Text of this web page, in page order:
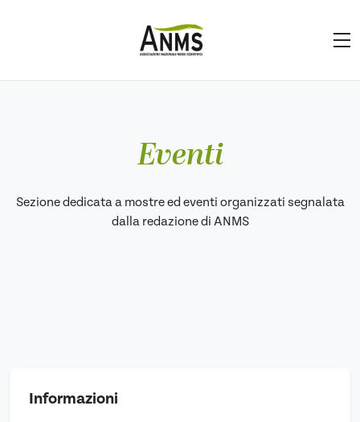
Eventi
Sezione dedicata a mostre ed eventi organizzati segnalata
dalla redazione di ANMS
Informazioni